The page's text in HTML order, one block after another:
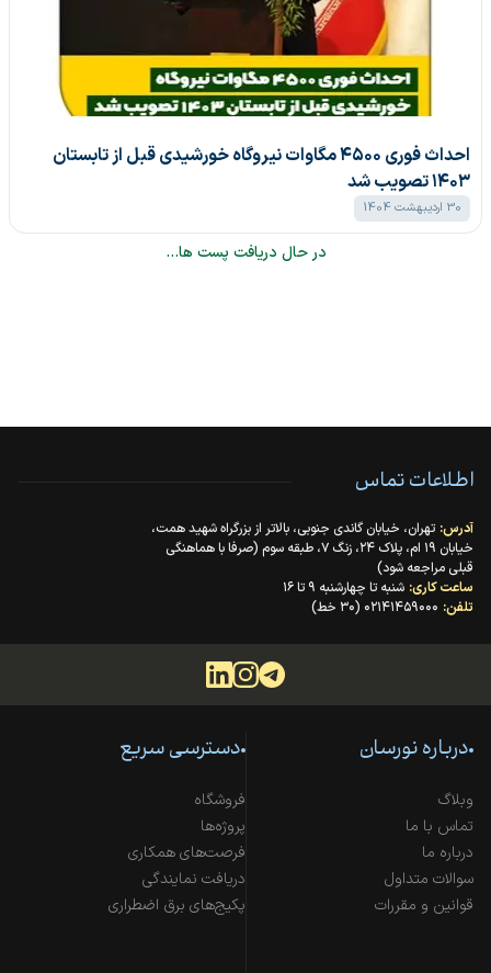
احداث فوری ۴۵۰۰ مگاوات نیروگاه خورشیدی قبل از تابستان
۱۴۰۳ تصویب شد
30 اردیبهشت 1404
در حال دریافت پست ها...
اطلاعات تماس
آدرس: تهران، خیابان گاندی جنوبی، بالاتر از بزرگراه شهید همت،
خیابان ۱۹ ام، پلاک ۲۴، زنگ ۷، طبقه سوم (صرفا با هماهنگی
قبلی مراجعه شود)
ساعت کاری: شنبه تا چهارشنبه ۹ تا ۱۶
تلفن: ۰۲۱۴۱۴۵۹۰۰۰ (۳۰ خط)
درباره نورسان
وبلاگ
تماس با ما
درباره ما
سوالات متداول
قوانین و مقررات
دسترسی سریع
فروشگاه
پروژه‌ها
فرصت‌های همکاری
دریافت نمایندگی
پکیج‌های برق اضطراری